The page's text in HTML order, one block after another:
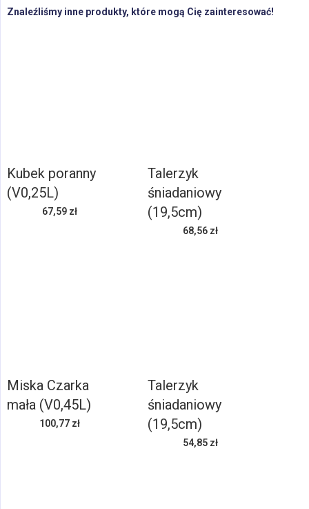
Znaleźliśmy inne produkty, które mogą Cię zainteresować!
Kubek poranny
(V0,25L)
67,59 zł
Talerzyk
śniadaniowy
(19,5cm)
68,56 zł
Miska Czarka
mała (V0,45L)
100,77 zł
Talerzyk
śniadaniowy
(19,5cm)
54,85 zł